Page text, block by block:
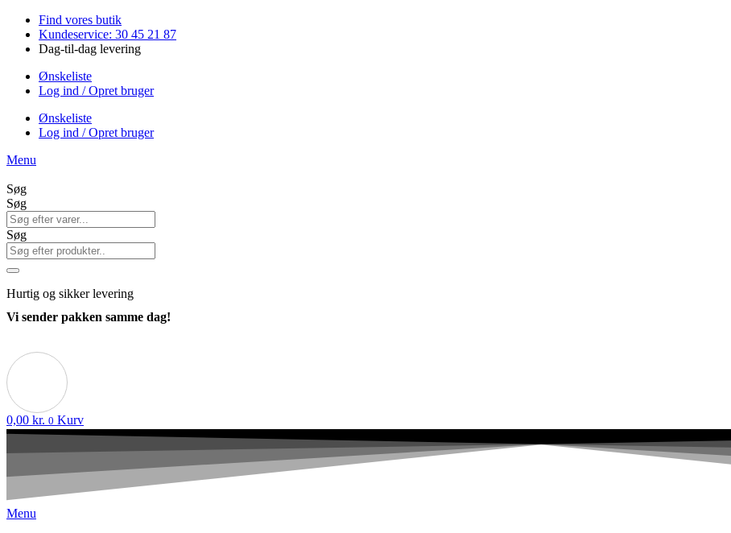
Videre
indhold
Find vores butik
Kundeservice: 30 45 21 87
Dag-til-dag levering
Ønskeliste
Log ind / Opret bruger
Ønskeliste
Log ind / Opret bruger
Menu
Søg
Søg
Søg
Hurtig og sikker levering
Vi sender pakken samme dag!
0,00 kr. 0 Kurv
Menu